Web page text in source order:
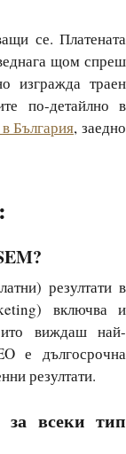
се. Платената
щом спреш
изгражда траен
по-детайлно в
България, заедно
резултати в
включва и
виждаш най-
е дългосрочна
резултати.
за всеки тип